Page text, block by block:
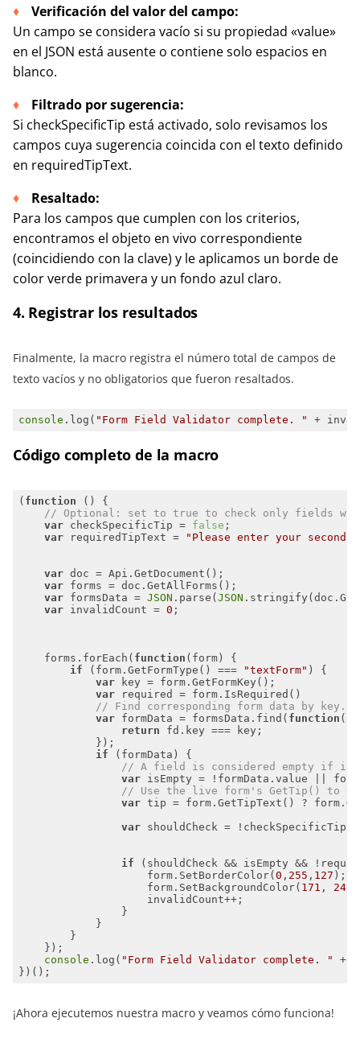
Verificación del valor del campo:
Un campo se considera vacío si su propiedad «value»
en el JSON está ausente o contiene solo espacios en
blanco.
Filtrado por sugerencia:
Si checkSpecificTip está activado, solo revisamos los
campos cuya sugerencia coincida con el texto definido
en requiredTipText.
Resaltado:
Para los campos que cumplen con los criterios,
encontramos el objeto en vivo correspondiente
(coincidiendo con la clave) y le aplicamos un borde de
color verde primavera y un fondo azul claro.
4. Registrar los resultados
Finalmente, la macro registra el número total de campos de
texto vacíos y no obligatorios que fueron resaltados.
console .log( "Form Field Validator complete. " +
Código completo de la macro
( function ( )
// Optional: set to true to check only fields
var checkSpecificTip = false
var requiredTipText = "Please enter your second
var
var
var formsData = JSON .parse( JSON
var invalidCount = 0
forms.forEach( function ( form)
if (form.GetFormType() === "textForm"
var
var
// Find corresponding form data by key.
var formData = formsData.find( function (
return
if
// A field is considered empty if its
var isEmpty = !formData.value ||
// Use the live form's GetTip() to
var tip = form.GetTipText() ?
var
if
form.SetBorderColor( 0 , 255 , 127 );
form.SetBackgroundColor( 171 , 242
console .log( "Form Field Validator complete. " +
¡Ahora ejecutemos nuestra macro y veamos cómo funciona!